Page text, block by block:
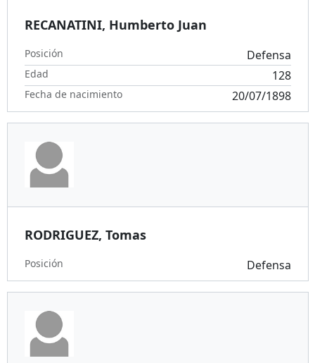
RECANATINI, Humberto Juan
Posición Defensa
Edad 128
Fecha de nacimiento 20/07/1898
RODRIGUEZ, Tomas
Posición Defensa